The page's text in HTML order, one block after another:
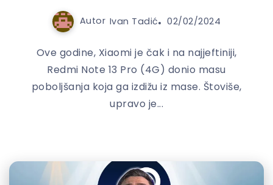
Autor Ivan Tadić 02/02/2024
Ove godine, Xiaomi je čak i na najjeftiniji,
Redmi Note 13 Pro (4G) donio masu
poboljšanja koja ga izdižu iz mase. Štoviše,
upravo je...